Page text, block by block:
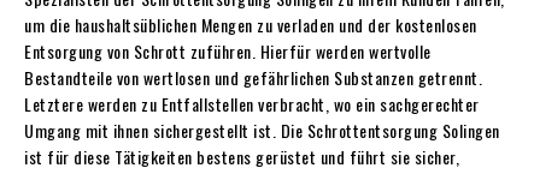
um die haushaltsüblichen Mengen zu verladen und der kostenlosen
Entsorgung von Schrott zuführen. Hierfür werden wertvolle
Bestandteile von wertlosen und gefährlichen Substanzen getrennt.
Letztere werden zu Entfallstellen verbracht, wo ein sachgerechter
Umgang mit ihnen sichergestellt ist. Die Schrottentsorgung Solingen
ist für diese Tätigkeiten bestens gerüstet und führt sie sicher,